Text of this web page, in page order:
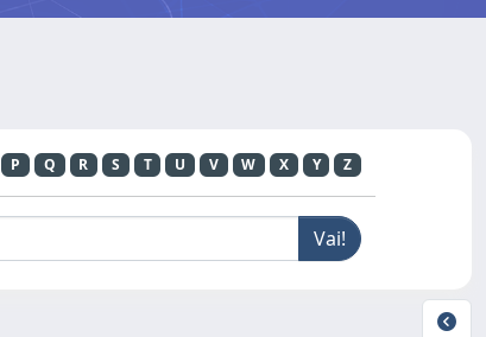
P Q R S T U V W X Y Z